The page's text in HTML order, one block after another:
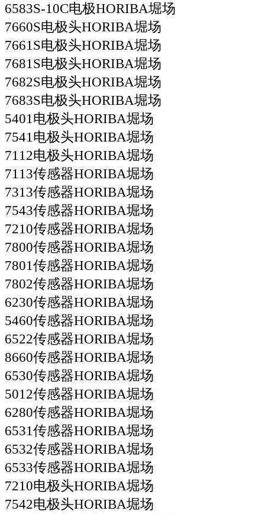
6583S-10C电极HORIBA堀场
7660S电极头HORIBA堀场
7661S电极头HORIBA堀场
7681S电极头HORIBA堀场
7682S电极头HORIBA堀场
7683S电极头HORIBA堀场
5401电极头HORIBA堀场
7541电极头HORIBA堀场
7112电极头HORIBA堀场
7113传感器HORIBA堀场
7313传感器HORIBA堀场
7543传感器HORIBA堀场
7210传感器HORIBA堀场
7800传感器HORIBA堀场
7801传感器HORIBA堀场
7802传感器HORIBA堀场
6230传感器HORIBA堀场
5460传感器HORIBA堀场
6522传感器HORIBA堀场
8660传感器HORIBA堀场
6530传感器HORIBA堀场
5012传感器HORIBA堀场
6280传感器HORIBA堀场
6531传感器HORIBA堀场
6532传感器HORIBA堀场
6533传感器HORIBA堀场
7210电极头HORIBA堀场
7542电极头HORIBA堀场